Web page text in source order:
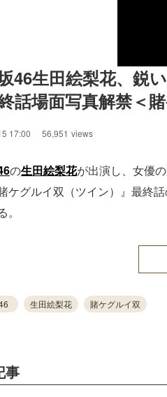
46生田絵梨花、鋭
話場面写真解禁＜
17:00 56,951 views
の生田絵梨花が出演し、女優
ケグルイ双（ツイン）』最終
生田絵梨花 賭ケグルイ双
事